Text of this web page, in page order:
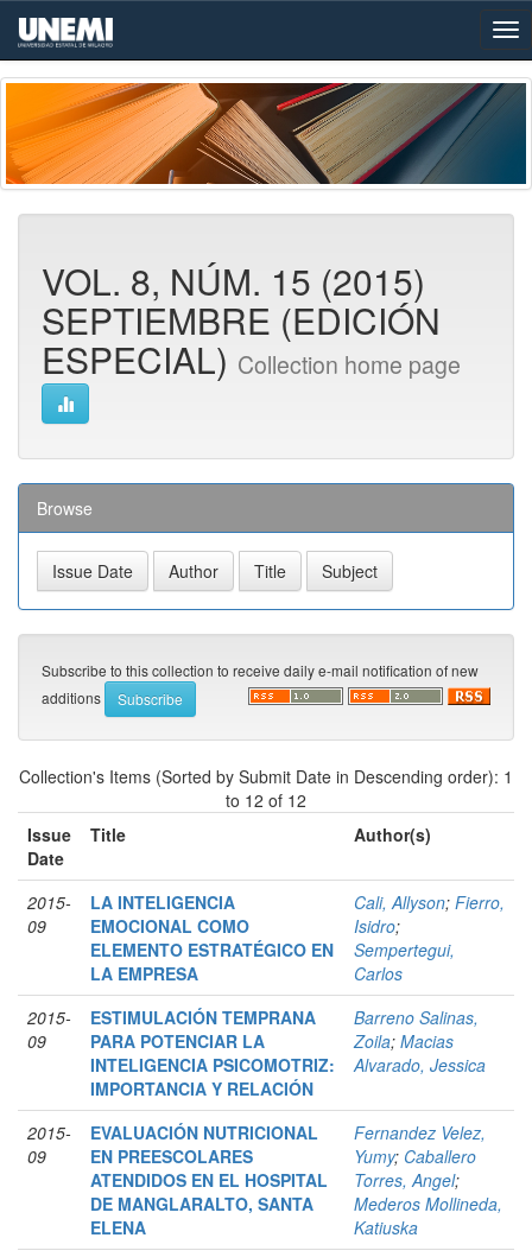
Skip
navigation
VOL. 8, NÚM. 15 (2015)
SEPTIEMBRE (EDICIÓN
ESPECIAL) Collection home page
Browse
Subscribe to this collection to receive daily e-mail notification of new
additions
Collection's Items (Sorted by Submit Date in Descending order): 1
to 12 of 12
Issue
Date
Title Author(s)
2015-
09
LA INTELIGENCIA
EMOCIONAL COMO
ELEMENTO ESTRATÉGICO EN
LA EMPRESA
Cali, Allyson; Fierro,
Isidro;
Sempertegui,
Carlos
2015-
09
ESTIMULACIÓN TEMPRANA
PARA POTENCIAR LA
INTELIGENCIA PSICOMOTRIZ:
IMPORTANCIA Y RELACIÓN
Barreno Salinas,
Zoila; Macias
Alvarado, Jessica
2015-
09
EVALUACIÓN NUTRICIONAL
EN PREESCOLARES
ATENDIDOS EN EL HOSPITAL
DE MANGLARALTO, SANTA
ELENA
Fernandez Velez,
Yumy; Caballero
Torres, Angel;
Mederos Mollineda,
Katiuska